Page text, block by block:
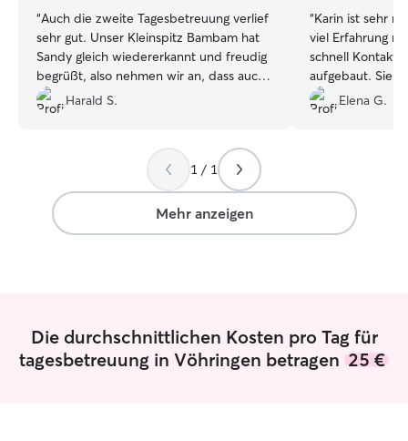
“Auch die zweite Tagesbetreuung verlief
sehr gut. Unser Kleinspitz Bambam hat
Sandy gleich wiedererkannt und freudig
begrüßt, also nehmen wir an, dass auch
er mit der letzten Betreuung sehr
zufrieden war. Besten Dank.
Harald S.
“Karin ist sehr
viel Erfahrung
schnell Kontakt
aufgebaut. Sie
Luna
Videos
Elena G.
1 / 1
Mehr anzeigen
Die durchschnittlichen Kosten pro Tag für
tagesbetreuung in Vöhringen betragen 25 €